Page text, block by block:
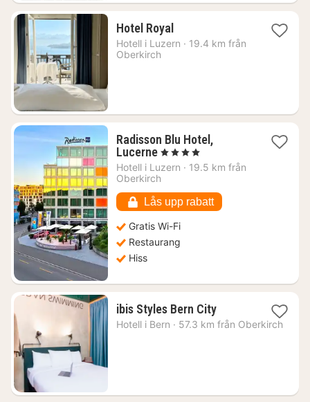
Hotel Royal1
natt
Hotell i Luzern · 19.4 km från
Oberkirch
Radisson Blu Hotel,
Lucerne1
natt
från
kr.
, 4 Stjärnor
Hotell i Luzern · 19.5 km från
Oberkirch
Lås upp rabatt
Gratis Wi-Fi
Restaurang
Hiss
ibis Styles Bern City1
natt
Hotell i Bern · 57.3 km från Oberkirch